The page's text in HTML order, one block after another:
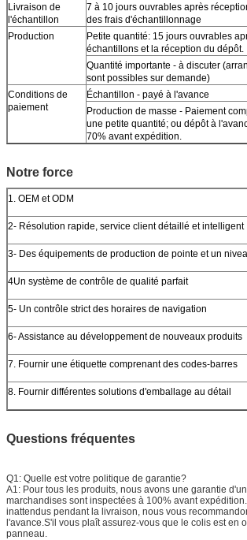
Livraison de
l'échantillon
7 à 10 jours ouvrables après
des frais d'échantillonnage
Production
Petite quantité: 15 jours ouvrables
échantillons et la réception du dépôt.
Quantité importante - à discuter
sont possibles sur demande)
Conditions de
paiement
Échantillon - payé à l'avance
Production de masse - Paiement
une petite quantité; ou dépôt à
70% avant expédition.
Notre force
1. OEM et ODM
2- Résolution rapide, service client détaillé et intelligent
3- Des équipements de production de pointe et un
4Un système de contrôle de qualité parfait
5- Un contrôle strict des horaires de navigation
6- Assistance au développement de nouveaux produits
7. Fournir une étiquette comprenant des codes-barres
8. Fournir différentes solutions d'emballage au détail
Questions fréquentes
Q1: Quelle est votre politique de garantie?
A1: Pour tous les produits, nous avons une garantie
marchandises sont inspectées à 100% avant
inattendus pendant la livraison, nous vous
l'avance.S'il vous plaît assurez-vous que le colis est en
panneau.